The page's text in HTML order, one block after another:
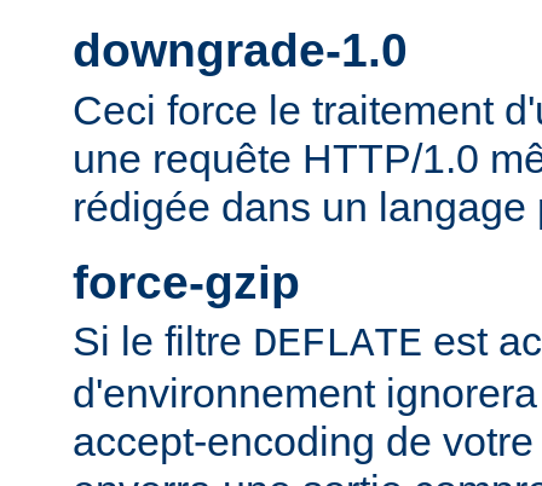
downgrade-1.0
Ceci force le traitement
une requête HTTP/1.0
rédigée dans un langage
force-gzip
Si le filtre DEFLATE est
d'environnement
accept-encoding de